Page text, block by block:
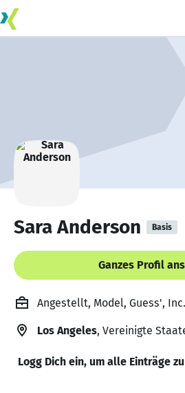
Sara Anderson Basis
Ganzes Profil
Angestellt, Model, Guess', Inc.
Los Angeles, Vereinigte
Logg Dich ein, um alle Einträge